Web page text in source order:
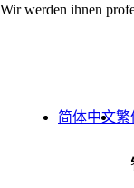
Wir werden ihnen
简体中文繁